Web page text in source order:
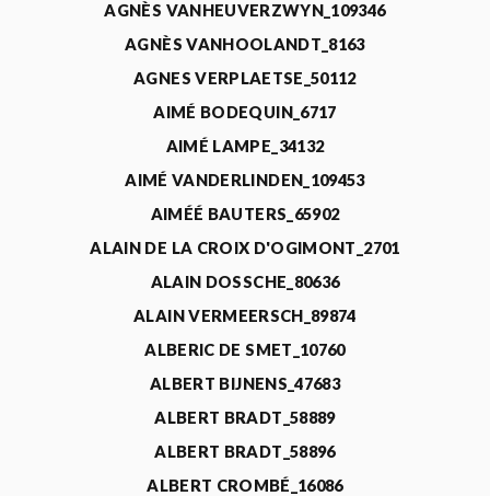
AGNÈS VANHEUVERZWYN_109346
AGNÈS VANHOOLANDT_8163
AGNES VERPLAETSE_50112
AIMÉ BODEQUIN_6717
AIMÉ LAMPE_34132
AIMÉ VANDERLINDEN_109453
AIMÉÉ BAUTERS_65902
ALAIN DE LA CROIX D'OGIMONT_2701
ALAIN DOSSCHE_80636
ALAIN VERMEERSCH_89874
ALBERIC DE SMET_10760
ALBERT BIJNENS_47683
ALBERT BRADT_58889
ALBERT BRADT_58896
ALBERT CROMBÉ_16086